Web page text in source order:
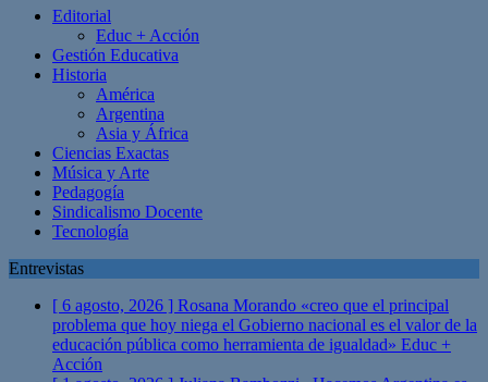
Editorial
Educ + Acción
Gestión Educativa
Historia
América
Argentina
Asia y África
Ciencias Exactas
Música y Arte
Pedagogía
Sindicalismo Docente
Tecnología
Entrevistas
[ 6 agosto, 2026 ] Rosana Morando «creo que el principal
problema que hoy niega el Gobierno nacional es el valor de la
educación pública como herramienta de igualdad» Educ +
Acción